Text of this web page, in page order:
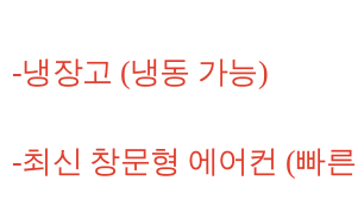
-냉장고 (냉동 가능)
-최신 창문형 에어컨 (빠